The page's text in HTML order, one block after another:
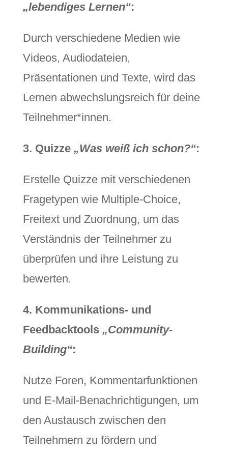
„lebendiges Lernen“:
Durch verschiedene Medien wie
Videos, Audiodateien,
Präsentationen und Texte, wird das
Lernen abwechslungsreich für deine
Teilnehmer*innen.
3. Quizze „Was weiß ich schon?“:
Erstelle Quizze mit verschiedenen
Fragetypen wie Multiple-Choice,
Freitext und Zuordnung, um das
Verständnis der Teilnehmer zu
überprüfen und ihre Leistung zu
bewerten.
4. Kommunikations- und
Feedbacktools „Community-
Building“:
Nutze Foren, Kommentarfunktionen
und E-Mail-Benachrichtigungen, um
den Austausch zwischen den
Teilnehmern zu fördern und